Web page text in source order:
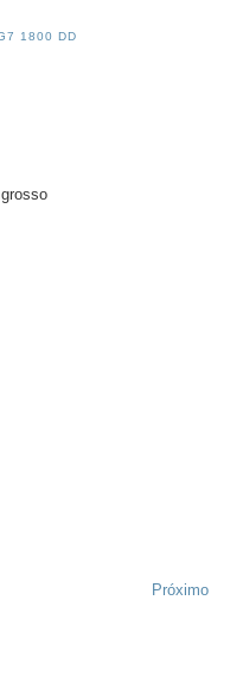
1800 DD
Próximo